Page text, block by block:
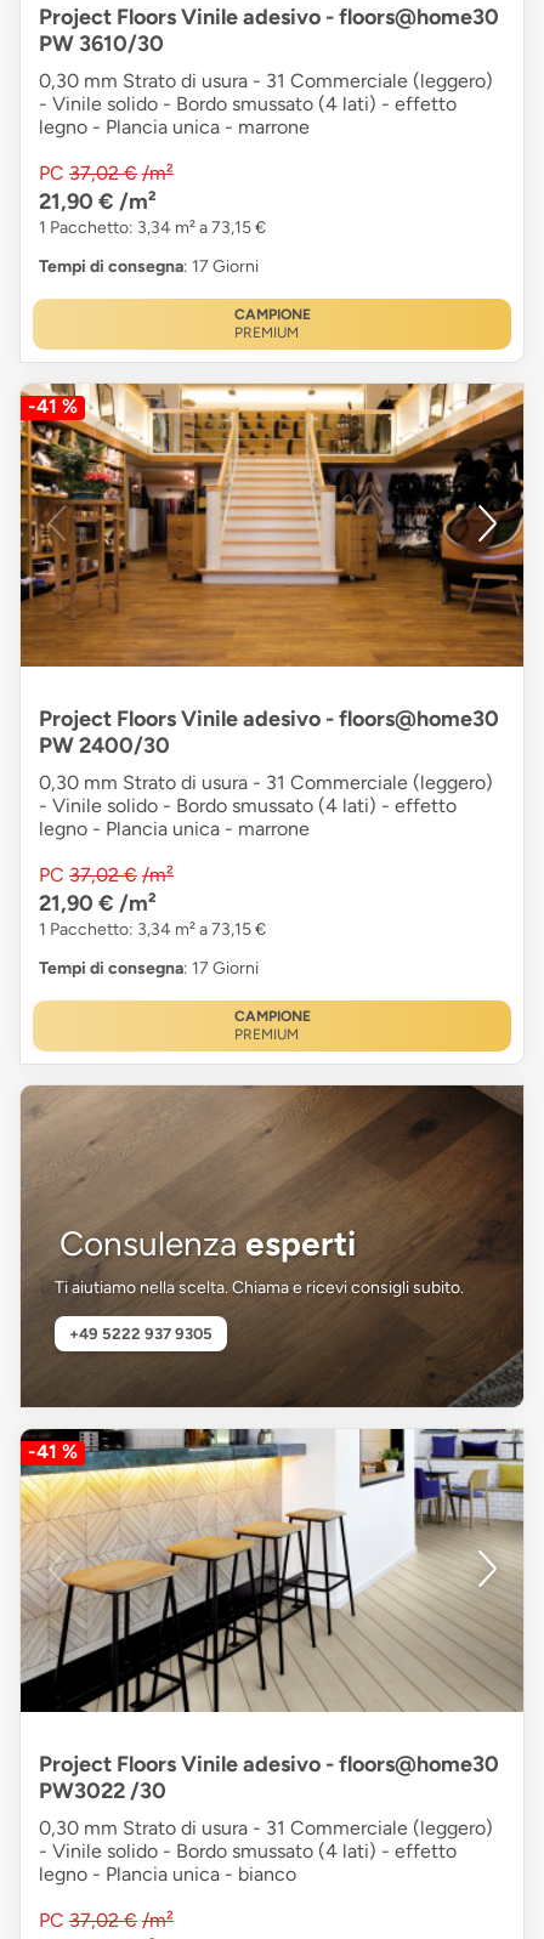
Project Floors Vinile adesivo - floors@home30
PW 3610/30
0,30 mm Strato di usura - 31 Commerciale (leggero)
- Vinile solido - Bordo smussato (4 lati) - effetto
legno - Plancia unica - marrone
PC 37,02 € /m²
21,90 € /m²
1 Pacchetto: 3,34 m² a 73,15 €
Tempi di consegna: 17 Giorni
CAMPIONE
PREMIUM
-41 %
Project Floors Vinile adesivo - floors@home30
PW 2400/30
0,30 mm Strato di usura - 31 Commerciale (leggero)
- Vinile solido - Bordo smussato (4 lati) - effetto
legno - Plancia unica - marrone
PC 37,02 € /m²
21,90 € /m²
1 Pacchetto: 3,34 m² a 73,15 €
Tempi di consegna: 17 Giorni
CAMPIONE
PREMIUM
Consulenza esperti
Ti aiutiamo nella scelta. Chiama e ricevi consigli subito.
+49 5222 937 9305
-41 %
Project Floors Vinile adesivo - floors@home30
PW3022 /30
0,30 mm Strato di usura - 31 Commerciale (leggero)
- Vinile solido - Bordo smussato (4 lati) - effetto
legno - Plancia unica - bianco
PC 37,02 € /m²